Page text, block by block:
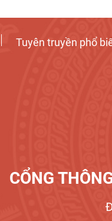
CỔNG
Tuyên truyền phổ